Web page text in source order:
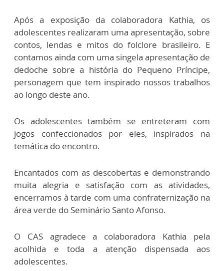
Após a exposição da colaboradora Kathia, os
adolescentes realizaram uma apresentação, sobre
contos, lendas e mitos do folclore brasileiro. E
contamos ainda com uma singela apresentação de
dedoche sobre a história do Pequeno Príncipe,
personagem que tem inspirado nossos trabalhos
ao longo deste ano.
Os adolescentes também se entreteram com
jogos confeccionados por eles, inspirados na
temática do encontro.
Encantados com as descobertas e demonstrando
muita alegria e satisfação com as atividades,
encerramos à tarde com uma confraternização na
área verde do Seminário Santo Afonso.
O CAS agradece a colaboradora Kathia pela
acolhida e toda a atenção dispensada aos
adolescentes.